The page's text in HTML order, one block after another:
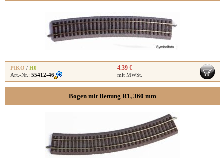
PIKO / H0
Art.-Nr.: 55412-46
4.39 €
mit MWSt.
Bogen mit Bettung R1, 360 mm